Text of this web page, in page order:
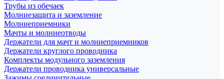
Трубы из обечаек
Молниезащита и заземление
Молниеприемники
Мачты и молниеотводы
Держатели для мачт и молниеприемников
Держатели круглого проводника
Комплекты модульного заземления
Держатели проводника универсальные